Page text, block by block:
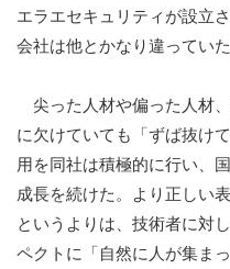
エラエセキュリティが設立
会社は他とかなり違っていた
尖った人材や偏った人材
に欠けていても「ずば抜け
用を同社は積極的に行い、
成長を続けた。より正しい
というよりは、技術者に対
ペクトに「自然に人が集ま